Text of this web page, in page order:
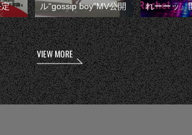
ル“gossip boy”MV公開
れーーッ』
VIEW MORE